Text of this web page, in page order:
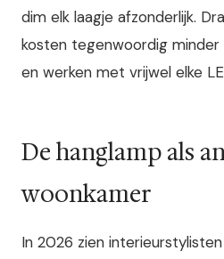
dim elk laagje afzonderlijk.
kosten tegenwoordig
en werken met vrijwel elke
De hanglamp als
woonkamer
In 2026 zien